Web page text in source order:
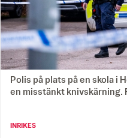
Polis på plats på en skola i
en misstänkt knivskärning.
INRIKES